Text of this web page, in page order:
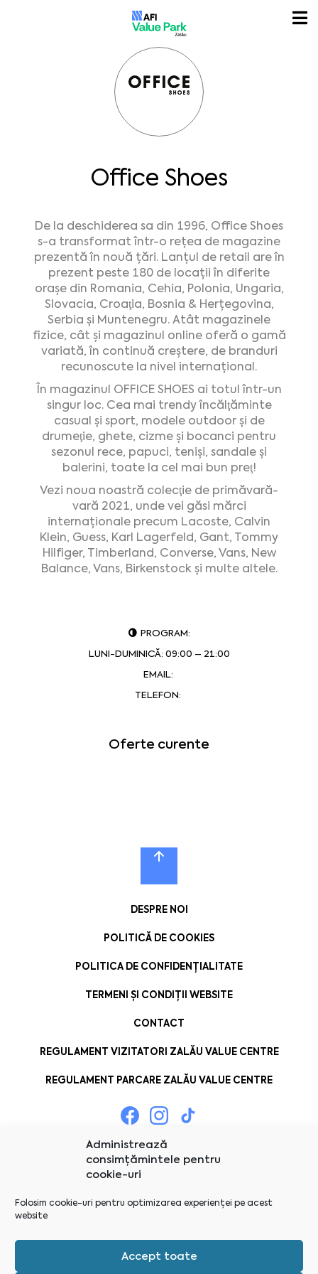
Administrează
consimțămintele pentru
cookie-uri
Folosim cookie-uri pentru optimizarea experienței pe acest
website
Accept toate
Office Shoes
De la deschiderea sa din 1996, Office Shoes
s-a transformat într-o rețea de magazine
prezentă în nouă țări. Lanțul de retail are în
prezent peste 180 de locații în diferite
orașe din Romania, Cehia, Polonia, Ungaria,
Slovacia, Croaţia, Bosnia & Herțegovina,
Serbia și Muntenegru. Atât magazinele
fizice, cât și magazinul online oferă o gamă
variată, în continuă creștere, de branduri
recunoscute la nivel internațional.
În magazinul OFFICE SHOES ai totul într-un
singur loc. Cea mai trendy încălţăminte
casual şi sport, modele outdoor şi de
drumeţie, ghete, cizme şi bocanci pentru
sezonul rece, papuci, tenişi, sandale şi
balerini, toate la cel mai bun preţ!
Vezi noua noastră colecţie de primăvară-
vară 2021, unde vei găsi mărci
internaționale precum Lacoste, Calvin
Klein, Guess, Karl Lagerfeld, Gant, Tommy
Hilfiger, Timberland, Converse, Vans, New
Balance, Vans, Birkenstock și multe altele.
PROGRAM:
LUNI-DUMINICĂ: 09:00 – 21:00
EMAIL:
TELEFON:
Oferte curente
DESPRE NOI
POLITICĂ DE COOKIES
POLITICA DE CONFIDENȚIALITATE
TERMENI ȘI CONDIȚII WEBSITE
CONTACT
REGULAMENT VIZITATORI ZALĂU VALUE CENTRE
REGULAMENT PARCARE ZALĂU VALUE CENTRE